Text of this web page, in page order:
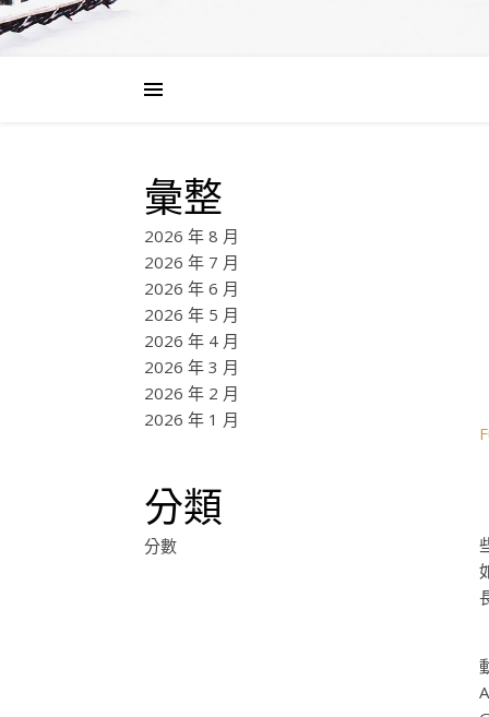
彙整
2026 年 8 月
2026 年 7 月
2026 年 6 月
2026 年 5 月
2026 年 4 月
2026 年 3 月
2026 年 2 月
2026 年 1 月
分類
分數